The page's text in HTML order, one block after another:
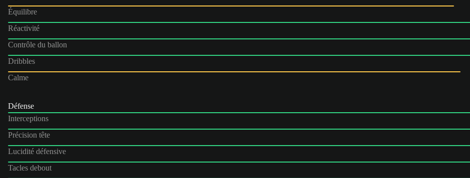
Équilibre
Réactivité
Contrôle du ballon
Dribbles
Calme
Défense
Interceptions
Précision tête
Lucidité défensive
Tacles debout